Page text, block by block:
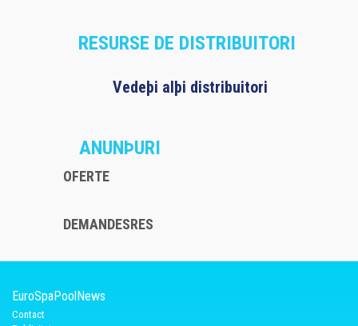
RESURSE DE DISTRIBUITORI
Vedeþi alþi distribuitori
ANUNÞURI
OFERTE
DEMANDESRES
EuroSpaPoolNews
Contact